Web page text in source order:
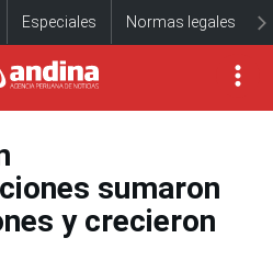
Especiales Normas legales
sumaron
y crecieron